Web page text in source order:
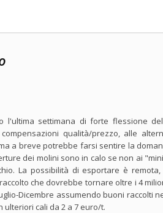
l'ultima settimana di forte flessione
qualità/prezzo, alle
a breve potrebbe farsi sentire la
dei molini sono in calo se non ai
La possibilità di esportare è
che dovrebbe tornare oltre i 4
Dicembre assumendo buoni raccolti
ulteriori cali da 2 a 7 euro/t.